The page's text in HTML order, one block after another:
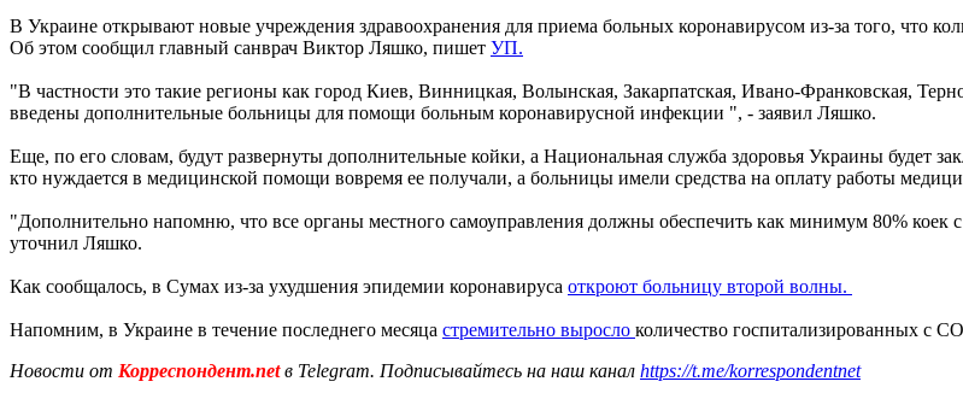
В Украине открывают новые учреждения здравоохранения для приема больных коронавирусом из-за того, что
Об этом сообщил главный санврач Виктор Ляшко, пишет УП.
"В частности это такие регионы как город Киев, Винницкая, Волынская, Закарпатская, Ивано-Франковская,
введены дополнительные больницы для помощи больным коронавирусной инфекции ", - заявил Ляшко.
Еще, по его словам, будут развернуты дополнительные койки, а Национальная служба здоровья Украины будет
кто нуждается в медицинской помощи вовремя ее получали, а больницы имели средства на оплату работы
"Дополнительно напомню, что все органы местного самоуправления должны обеспечить как минимум 80%
уточнил Ляшко.
Как сообщалось, в Сумах из-за ухудшения эпидемии коронавируса откроют больницу второй волны.
Напомним, в Украине в течение последнего месяца стремительно выросло количество госпитализированных с
Новости от Корреспондент.netв Telegram. Подписывайтесь на наш канал https://t.me/korrespondentnet